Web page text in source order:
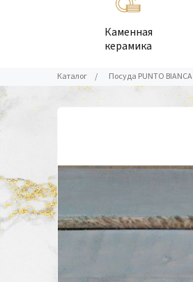
Каменная
керамика
Каталог / Посуда PUNTO BIANCA